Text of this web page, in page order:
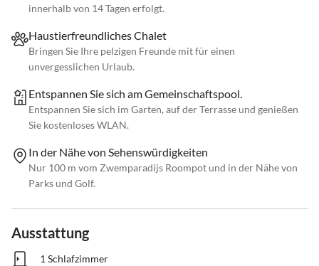
innerhalb von 14 Tagen erfolgt.
Haustierfreundliches Chalet
Bringen Sie Ihre pelzigen Freunde mit für einen
unvergesslichen Urlaub.
Entspannen Sie sich am Gemeinschaftspool.
Entspannen Sie sich im Garten, auf der Terrasse und genießen
Sie kostenloses WLAN.
In der Nähe von Sehenswürdigkeiten
Nur 100 m vom Zwemparadijs Roompot und in der Nähe von
Parks und Golf.
Ausstattung
1 Schlafzimmer